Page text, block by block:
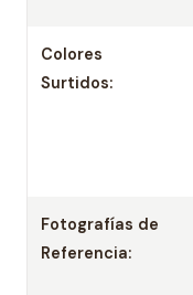
Colores
Surtidos:
Fotografías de
Referencia: